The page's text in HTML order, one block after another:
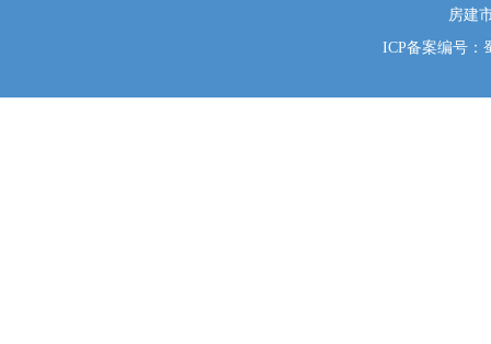
房建
ICP备案编号：